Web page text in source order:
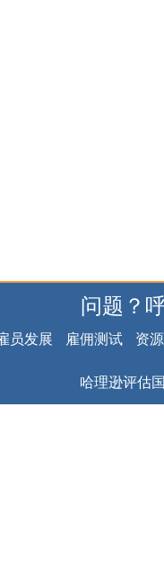
问题？
员发展 雇佣测试 资源
哈理逊评估